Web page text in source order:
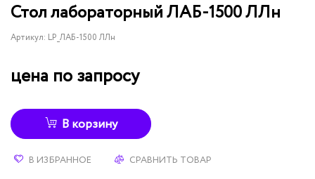
Стол лабораторный ЛАБ-1500 ЛЛн
Артикул: LP_ЛАБ-1500 ЛЛн
цена по запросу
В корзину
В ИЗБРАННОЕ СРАВНИТЬ ТОВАР